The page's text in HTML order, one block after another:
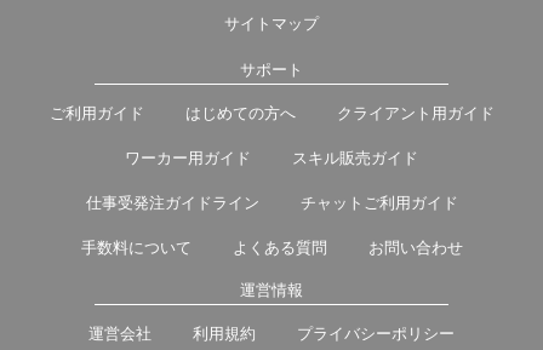
サイトマップ
サポート
ご利用ガイド はじめての方へ クライアント用ガイド
ワーカー用ガイド スキル販売ガイド
仕事受発注ガイドライン チャットご利用ガイド
手数料について よくある質問 お問い合わせ
運営情報
運営会社 利用規約 プライバシーポリシー